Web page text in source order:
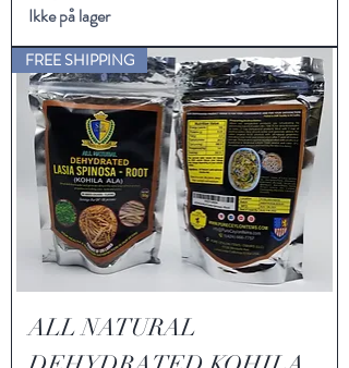
Ikke på lager
FREE SHIPPING
ALL NATURAL